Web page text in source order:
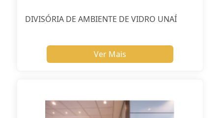
DIVISÓRIA DE AMBIENTE DE VIDRO UNAÍ
Ver Mais